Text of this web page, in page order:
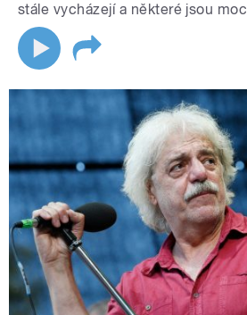
stále vycházejí a některé jsou